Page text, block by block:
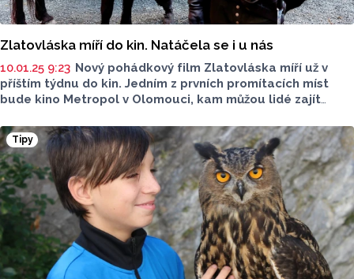
Zlatovláska míří do kin. Natáčela se i u nás
10.01.25 9:23 Nový pohádkový film Zlatovláska míří už v
příštím týdnu do kin. Jedním z prvních promítacích míst
bude kino Metropol v Olomouci, kam můžou lidé zajít
natáčeli filmaři znovu po více než padesáti letech
a jedním z natáčecích míst byl i hrad Sovinec.
Tipy